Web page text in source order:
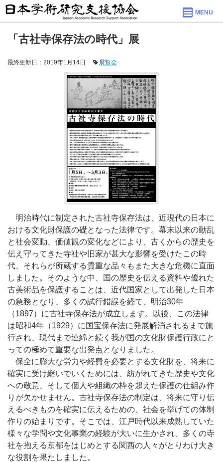
MENU
「古社寺保存法の時代」展
最終更新日：2019年1月14日 展覧会
明治時代に制定された古社寺保存法は、近現代の日本に
おける文化財保護の礎となった法律です。幕末以来の動乱
と社会変動、価値観の変化などにより、古くからの歴史を
伝え守ってきた寺社や旧家が甚大な影響を受けたこの時
代、それらが所蔵する貴重な品々もまた大きな危機に直面
しました。そのような中、国の歴史を伝える資料や優れた
古美術品を保護することは、近代国家として出発した日本
の急務となり、多くの試行錯誤を経て、明治30年
（1897）に古社寺保存法が成立します。以後、この法律
は昭和4年（1929）に国宝保存法に発展解消されるまで施
行され、現代まで連綿と続く我が国の文化財保護行政にと
っての極めて重要な出発点となりました。
保全に膨大な労力や経費を必要とする文化財を、将来に
確実に受け継いでいくためには、紡がれてきた歴史や文化
への敬意、そして個人や組織の枠を超えた保護の仕組み作
りが欠かせません。古社寺保存法の制定は、将来に守り伝
えるべきものを確実に伝えるための、社会を挙げての体制
作りの始まりです。そこでは、江戸時代以来成熟していた
様々な学問や文化事業の経験が大いに生かされ、多くの寺
社を抱える京都をはじめとする関西の人々がとりわけ大き
な役割を果たしました。